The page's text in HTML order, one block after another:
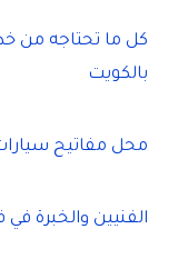
كل ما تحتاجه من
بالكويت
محل مفاتيح
الفنيين والخبرة